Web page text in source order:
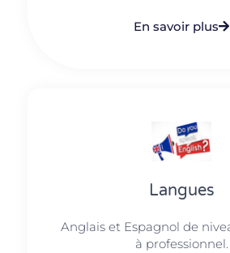
En savoir plus
Langues
Anglais et Espagnol de
à professionnel.